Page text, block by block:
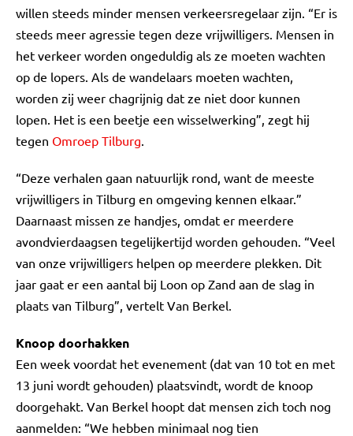
willen steeds minder mensen verkeersregelaar zijn. “Er is
steeds meer agressie tegen deze vrijwilligers. Mensen in
het verkeer worden ongeduldig als ze moeten wachten
op de lopers. Als de wandelaars moeten wachten,
worden zij weer chagrijnig dat ze niet door kunnen
lopen. Het is een beetje een wisselwerking”, zegt hij
tegen Omroep Tilburg.
“Deze verhalen gaan natuurlijk rond, want de meeste
vrijwilligers in Tilburg en omgeving kennen elkaar.”
Daarnaast missen ze handjes, omdat er meerdere
avondvierdaagsen tegelijkertijd worden gehouden. “Veel
van onze vrijwilligers helpen op meerdere plekken. Dit
jaar gaat er een aantal bij Loon op Zand aan de slag in
plaats van Tilburg”, vertelt Van Berkel.
Knoop doorhakken
Een week voordat het evenement (dat van 10 tot en met
13 juni wordt gehouden) plaatsvindt, wordt de knoop
doorgehakt. Van Berkel hoopt dat mensen zich toch nog
aanmelden: “We hebben minimaal nog tien